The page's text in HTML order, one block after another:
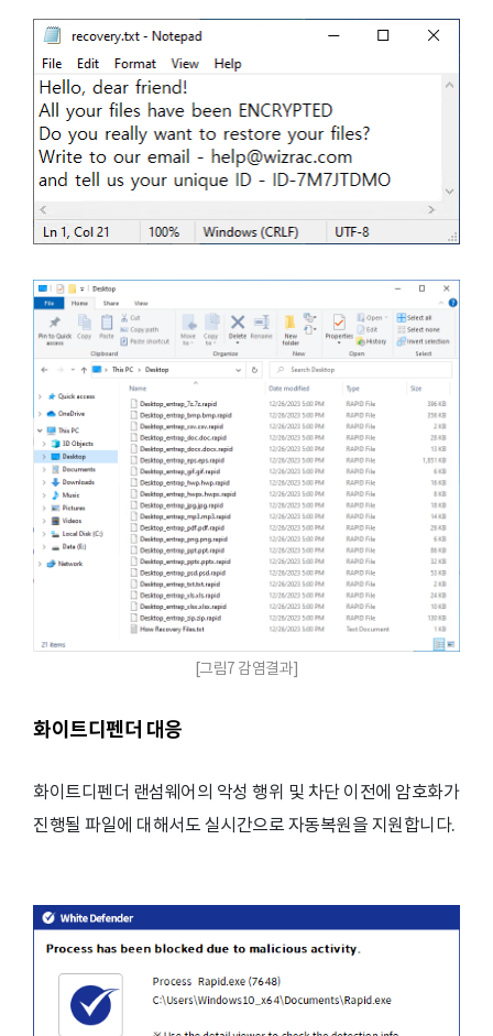
[그림7 감염결과]
화이트디펜더 대응
화이트디펜더 랜섬웨어의 악성 행위 및 차단 이전에 암호화가
진행될 파일에 대해서도 실시간으로 자동복원을 지원합니다.